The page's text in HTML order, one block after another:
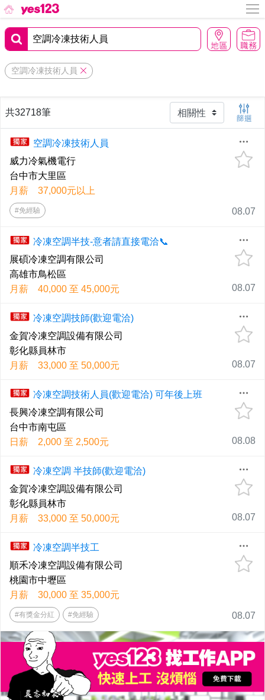
空調冷凍技術人員
共32718筆
空調冷凍技術人員
威力冷氣機電行
台中市大里區
月薪 37,000元以上
#免經驗 08.07
冷凍空調半技-意者請直接電洽📞
展碩冷凍空調有限公司
高雄市鳥松區
月薪 40,000 至 45,000元
08.07
冷凍空調技師(歡迎電洽)
金賀冷凍空調設備有限公司
彰化縣員林市
月薪 33,000 至 50,000元
08.07
冷凍空調技術人員(歡迎電洽) 可年後上班
長興冷凍空調有限公司
台中市南屯區
日薪 2,000 至 2,500元
08.08
冷凍空調 半技師(歡迎電洽)
金賀冷凍空調設備有限公司
彰化縣員林市
月薪 33,000 至 50,000元
08.07
冷凍空調半技工
順禾冷凍空調設備有限公司
桃園市中壢區
月薪 30,000 至 35,000元
#有獎金分紅 #免經驗 08.07